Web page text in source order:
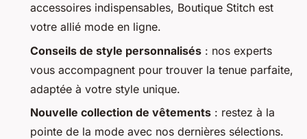
accessoires indispensables, Boutique Stitch est
votre allié mode en ligne.
Conseils de style personnalisés : nos experts
vous accompagnent pour trouver la tenue parfaite,
adaptée à votre style unique.
Nouvelle collection de vêtements : restez à la
pointe de la mode avec nos dernières sélections.